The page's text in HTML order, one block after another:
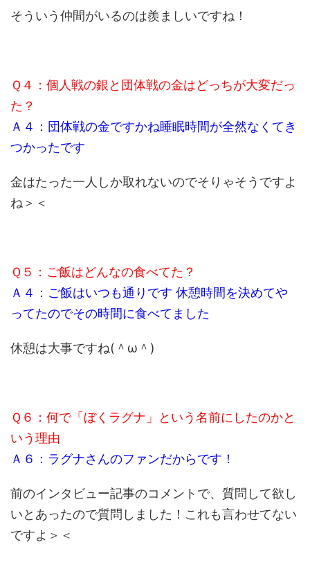
そういう仲間がいるのは羨ましいですね！
Ｑ４：個人戦の銀と団体戦の金はどっちが大変だっ
た？
Ａ４：団体戦の金ですかね睡眠時間が全然なくてき
つかったです
金はたった一人しか取れないのでそりゃそうですよ
ね＞＜
Ｑ５：ご飯はどんなの食べてた？
Ａ４：ご飯はいつも通りです 休憩時間を決めてや
ってたのでその時間に食べてました
休憩は大事ですね(＾ω＾)
Ｑ６：何で「ぼくラグナ」という名前にしたのかと
いう理由
Ａ６：ラグナさんのファンだからです！
前のインタビュー記事のコメントで、質問して欲し
いとあったので質問しました！これも言わせてない
ですよ＞＜